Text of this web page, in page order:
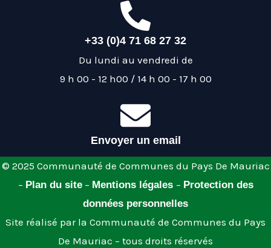
+33 (0)4 71 68 27 32
Du lundi au vendredi de
9 h 00 - 12 h00 / 14 h 00 - 17 h 00
Envoyer un email
© 2025 Communauté de Communes du Pays De Mauriac
– Plan du site– Mentions légales – Protection des
données personnelles
Site réalisé par la Communauté de Communes du Pays
De Mauriac – tous droits réservés